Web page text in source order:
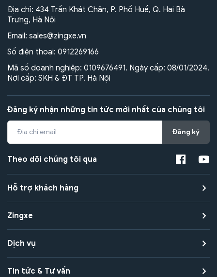
Địa chỉ: 434 Trần Khát Chân, P. Phố Huế, Q. Hai Bà
Trưng, Hà Nội
Email: sales@zingxe.vn
Số điện thoại: 0912269166
Mã số doanh nghiệp: 0109676491. Ngày cấp: 08/01/2024.
Nơi cấp: SKH & ĐT TP. Hà Nội
Đăng ký nhận những tin tức mới nhất của chúng tôi
Đăng ký
Theo dõi chúng tôi qua
Hỗ trợ khách hàng
Zingxe
Dịch vụ
Tin tức & Tư vấn